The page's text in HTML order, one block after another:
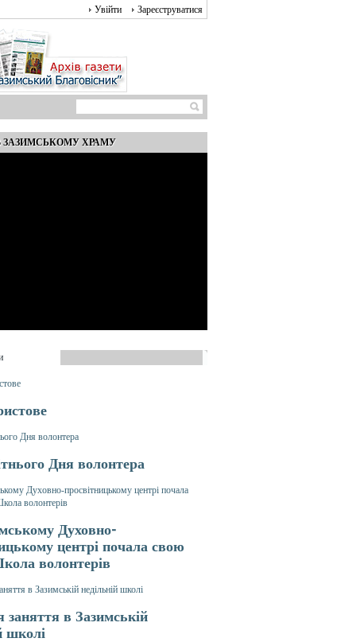
Увійти Зареєструватися
ЗАЗИМСЬКОМУ ХРАМУ
Дня волонтера
Духовно-
центрі почала свою
волонтерів
заняття в Зазимській
школі